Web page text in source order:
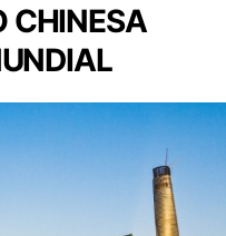
CHINESA